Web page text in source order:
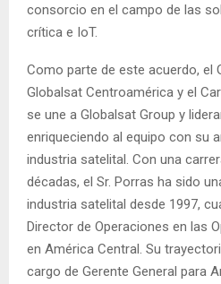
consorcio en el campo de las
crítica e IoT.
Como parte de este acuerdo, el
Globalsat Centroamérica y el
se une a Globalsat Group y
enriqueciendo al equipo con su
industria satelital. Con una
décadas, el Sr. Porras ha sido
industria satelital desde 1997,
Director de Operaciones en las
en América Central. Su
cargo de Gerente General para